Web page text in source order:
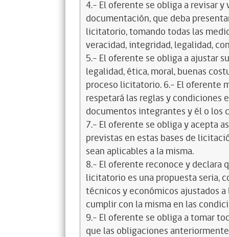
4.- El oferente se obliga a revisar
documentación, que deba
licitatorio, tomando todas las
veracidad, integridad, legalidad,
5.- El oferente se obliga a ajustar
legalidad, ética, moral, buenas
proceso licitatorio. 6.- El oferente
respetará las reglas y condiciones
documentos integrantes y él o los
7.- El oferente se obliga y acepta
previstas en estas bases de
sean aplicables a la misma.
8.- El oferente reconoce y declara
licitatorio es una propuesta seria,
técnicos y económicos ajustados
cumplir con la misma en las
9.- El oferente se obliga a tomar
que las obligaciones